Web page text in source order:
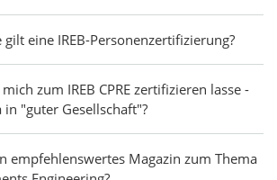
gilt eine IREB-Personenzertifizierung?
zum IREB CPRE zertifizieren lasse -
in "guter Gesellschaft"?
empfehlenswertes Magazin zum Thema